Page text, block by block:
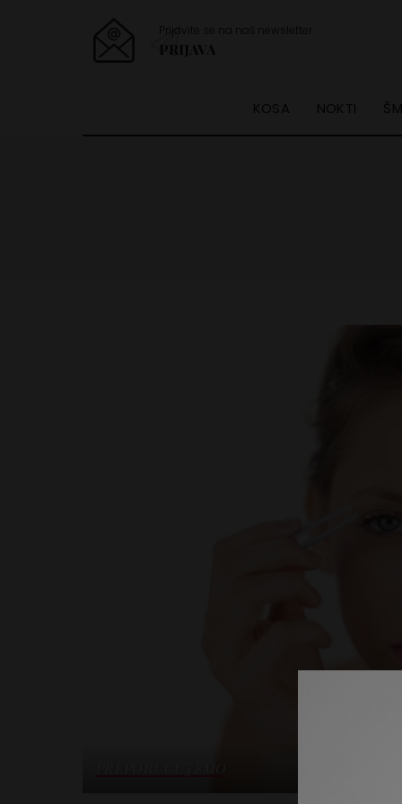
Prijavite se na naš newsletter
PRIJAVA
KOSA NOKTI